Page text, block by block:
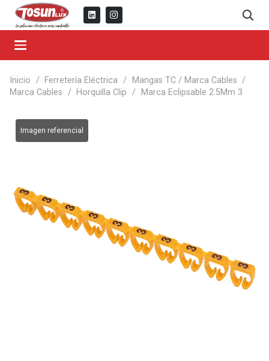
Inicio / Ferretería Eléctrica / Mangas TC / Marca Cables /
Marca Cables / Horquilla Clip / Marca Eclipsable 2.5Mm 3